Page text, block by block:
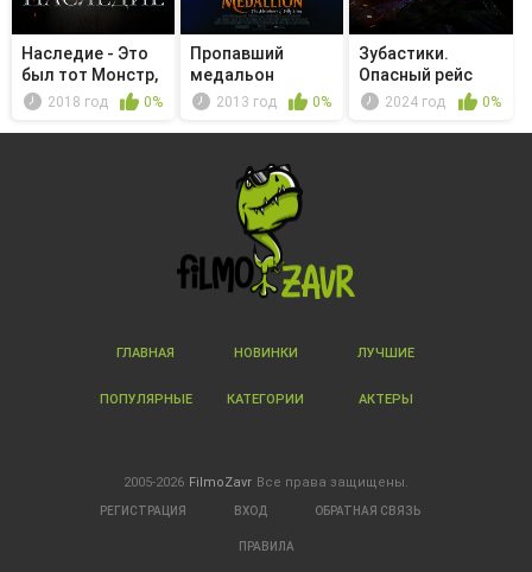
Наследие - Это
был тот Монстр,
которо...
2018 год 0%
Пропавший
медальон
2013 год 0%
Зубастики.
Опасный рейс
2024 год 0%
ГЛАВНАЯ НОВИНКИ ЛУЧШИЕ
ПОПУЛЯРНЫЕ КАТЕГОРИИ АКТЕРЫ
2005-2026 FilmoZavr Все права защищены.
РЕГИСТРАЦИЯ ВХОД ОБРАТНАЯ СВЯЗЬ
ПРАВИЛА